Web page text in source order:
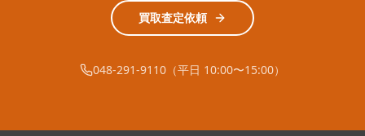
買取査定依頼
048-291-9110（平日 10:00〜15:00）